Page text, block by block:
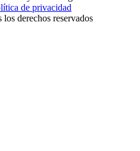
de privacidad
derechos reservados